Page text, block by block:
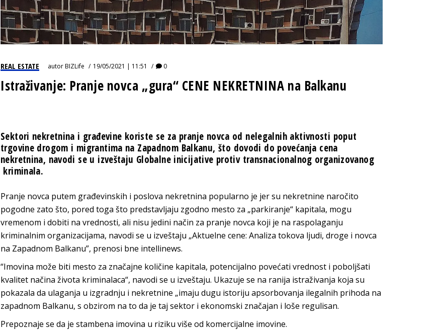
REAL ESTATE autorBIZLife 19/05/2021 | 11:51 0
Istraživanje: Pranje novca „gura“ CENE NEKRETNINA na Balkanu
Sektori nekretnina i građevine koriste se za pranje novca od nelegalnih aktivnosti poput
trgovine drogom i migrantima na Zapadnom Balkanu, što dovodi do povećanja cena
nekretnina, navodi se u izveštaju Globalne inicijative protiv transnacionalnog organizovanog
kriminala.
Pranje novca putem građevinskih i poslova nekretnina popularno je jer su nekretnine naročito
pogodne zato što, pored toga što predstavljaju zgodno mesto za „parkiranje“ kapitala, mogu
vremenom i dobiti na vrednosti, ali nisu jedini način za pranje novca koji je na raspolaganju
kriminalnim organizacijama, navodi se u izveštaju „Aktuelne cene: Analiza tokova ljudi, droge i novca
na Zapadnom Balkanu”, prenosi bne intellinews.
“Imovina može biti mesto za značajne količine kapitala, potencijalno povećati vrednost i poboljšati
kvalitet načina života kriminalaca“, navodi se u izveštaju. Ukazuje se na ranija istraživanja koja su
pokazala da ulaganja u izgradnju i nekretnine „imaju dugu istoriju apsorbovanja ilegalnih prihoda na
zapadnom Balkanu, s obzirom na to da je taj sektor i ekonomski značajan i loše regulisan.
Prepoznaje se da je stambena imovina u riziku više od komercijalne imovine.